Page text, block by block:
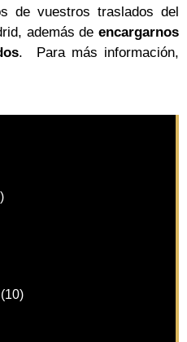
de vuestros traslados del
además de encargarnos
. Para más información,
(10)